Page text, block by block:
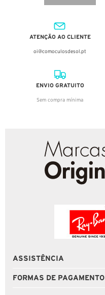
ATENÇÃO AO CLIENTE
oi@comoculosdesol.pt
ENVIO GRATUITO
Sem compra mínima
ASSISTÊNCIA
FORMAS DE PAGAMENTO